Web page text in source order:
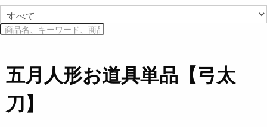
五月人形お道具単品【弓太
刀】